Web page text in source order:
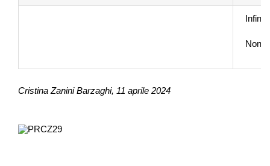
Infine
Non
Cristina Zanini Barzaghi, 11 aprile 2024